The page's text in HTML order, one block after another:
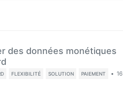
des données monétiques
FLEXIBILITÉ SOLUTION PAIEMENT • 16